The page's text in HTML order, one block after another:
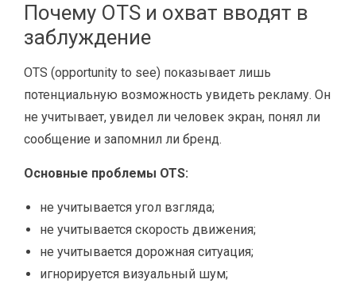
Почему OTS и охват вводят в
заблуждение
OTS (opportunity to see) показывает лишь
потенциальную возможность увидеть рекламу. Он
не учитывает, увидел ли человек экран, понял ли
сообщение и запомнил ли бренд.
Основные проблемы OTS:
не учитывается угол взгляда;
не учитывается скорость движения;
не учитывается дорожная ситуация;
игнорируется визуальный шум;